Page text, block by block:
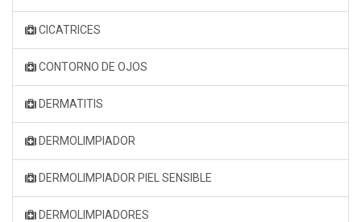
CICATRICES
CONTORNO DE OJOS
DERMATITIS
DERMOLIMPIADOR
DERMOLIMPIADOR PIEL SENSIBLE
DERMOLIMPIADORES